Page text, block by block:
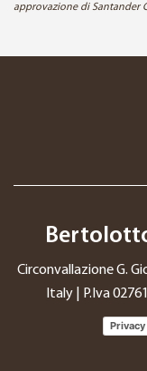
approvazione di Santander
Circonvallazione G.
Italy | P.Iva